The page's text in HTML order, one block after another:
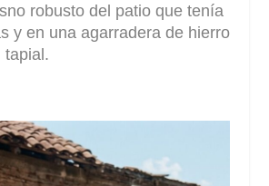
robusto del patio que tenía
y en una agarradera de hierro
tapial.